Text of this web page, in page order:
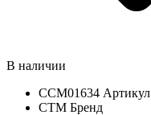
В наличии
CCM01634 Артикул
СТМ Бренд